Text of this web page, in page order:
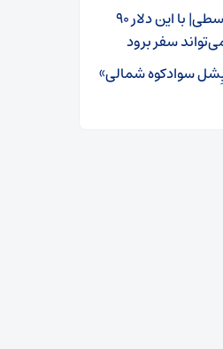
افزایش تقاضا برای سفرهای قسطی| با این دلار ۹۰
سفر برود
سوادکوه شمالی»